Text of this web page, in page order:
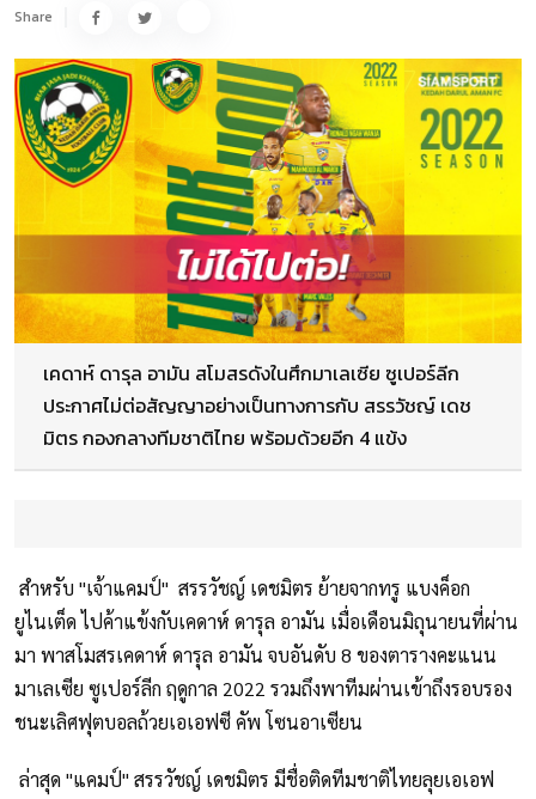
Share
เคดาห์ ดารุล อามัน สโมสรดังในศึกมาเลเซีย ซูเปอร์ลีก
ประกาศไม่ต่อสัญญาอย่างเป็นทางการกับ สรรวัชญ์ เดช
มิตร กองกลางทีมชาติไทย พร้อมด้วยอีก 4 แข้ง
สำหรับ "เจ้าแคมป์" สรรวัชญ์ เดชมิตร ย้ายจากทรู แบงค็อก
ยูไนเต็ด ไปค้าแข้งกับเคดาห์ ดารุล อามัน เมื่อเดือนมิถุนายนที่ผ่าน
มา พาสโมสรเคดาห์ ดารุล อามัน จบอันดับ 8 ของตารางคะแนน
มาเลเซีย ซูเปอร์ลีก ฤดูกาล 2022 รวมถึงพาทีมผ่านเข้าถึงรอบรอง
ชนะเลิศฟุตบอลถ้วยเอเอฟซี คัพ โซนอาเซียน
ล่าสุด "แคมป์" สรรวัชญ์ เดชมิตร มีชื่อติดทีมชาติไทยลุยเอเอฟ